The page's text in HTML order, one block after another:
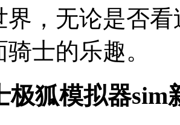
界，无论是否
士的乐趣。
极狐模拟器sim